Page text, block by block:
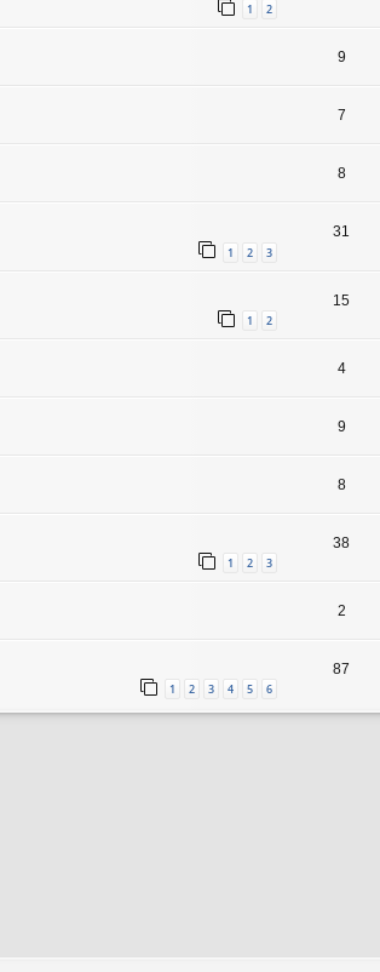
1 2
9
7
8
1 2 3
31
1 2
15
4
9
8
1 2 3
38
2
1 2 3 4 5 6
87